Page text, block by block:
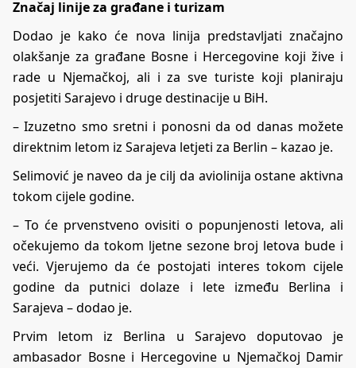
Značaj linije za građane i turizam
Dodao je kako će nova linija predstavljati značajno
olakšanje za građane Bosne i Hercegovine koji žive i
rade u Njemačkoj, ali i za sve turiste koji planiraju
posjetiti Sarajevo i druge destinacije u BiH.
– Izuzetno smo sretni i ponosni da od danas možete
direktnim letom iz Sarajeva letjeti za Berlin – kazao je.
Selimović je naveo da je cilj da aviolinija ostane aktivna
tokom cijele godine.
– To će prvenstveno ovisiti o popunjenosti letova, ali
očekujemo da tokom ljetne sezone broj letova bude i
veći. Vjerujemo da će postojati interes tokom cijele
godine da putnici dolaze i lete između Berlina i
Sarajeva – dodao je.
Prvim letom iz Berlina u Sarajevo doputovao je
ambasador Bosne i Hercegovine u Njemačkoj Damir